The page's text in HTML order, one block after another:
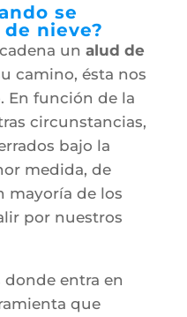
se
nieve?
un alud de
camino, ésta nos
En función de la
circunstancias,
bajo la
medida, de
mayoría de los
por nuestros
donde entra en
que